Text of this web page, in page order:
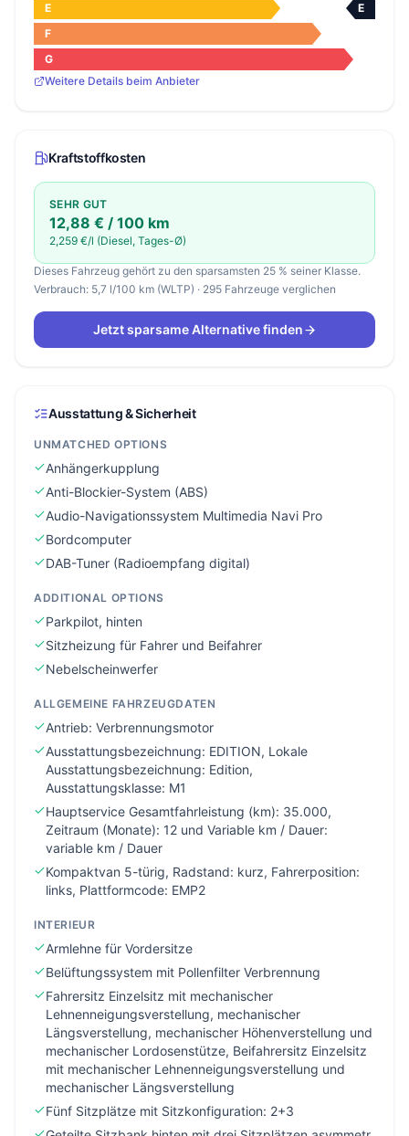
E
E
F
G
Weitere Details beim Anbieter
Kraftstoffkosten
SEHR GUT
12,88 € / 100 km
2,259 €/l (Diesel, Tages-Ø)
Dieses Fahrzeug gehört zu den sparsamsten 25 % seiner Klasse.
Verbrauch: 5,7 l/100 km (WLTP) · 295 Fahrzeuge verglichen
Jetzt sparsame Alternative finden
Ausstattung & Sicherheit
UNMATCHED OPTIONS
Anhängerkupplung
Anti-Blockier-System (ABS)
Audio-Navigationssystem Multimedia Navi Pro
Bordcomputer
DAB-Tuner (Radioempfang digital)
ADDITIONAL OPTIONS
Parkpilot, hinten
Sitzheizung für Fahrer und Beifahrer
Nebelscheinwerfer
ALLGEMEINE FAHRZEUGDATEN
Antrieb: Verbrennungsmotor
Ausstattungsbezeichnung: EDITION, Lokale
Ausstattungsbezeichnung: Edition,
Ausstattungsklasse: M1
Hauptservice Gesamtfahrleistung (km): 35.000,
Zeitraum (Monate): 12 und Variable km / Dauer:
variable km / Dauer
Kompaktvan 5-türig, Radstand: kurz, Fahrerposition:
links, Plattformcode: EMP2
INTERIEUR
Armlehne für Vordersitze
Belüftungssystem mit Pollenfilter Verbrennung
Fahrersitz Einzelsitz mit mechanischer
Lehnenneigungsverstellung, mechanischer
Längsverstellung, mechanischer Höhenverstellung und
mechanischer Lordosenstütze, Beifahrersitz Einzelsitz
mit mechanischer Lehnenneigungsverstellung und
mechanischer Längsverstellung
Fünf Sitzplätze mit Sitzkonfiguration: 2+3